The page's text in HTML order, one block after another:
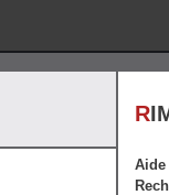
R
Aide